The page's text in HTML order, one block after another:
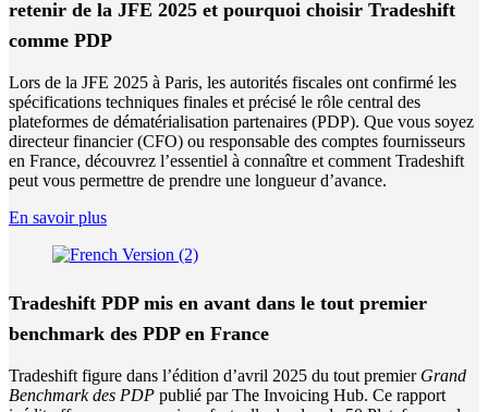
retenir de la JFE 2025 et pourquoi choisir Tradeshift
comme PDP
Lors de la JFE 2025 à Paris, les autorités fiscales ont confirmé les
spécifications techniques finales et précisé le rôle central des
plateformes de dématérialisation partenaires (PDP). Que vous soyez
directeur financier (CFO) ou responsable des comptes fournisseurs
en France, découvrez l’essentiel à connaître et comment Tradeshift
peut vous permettre de prendre une longueur d’avance.
En savoir plus
Tradeshift PDP mis en avant dans le tout premier
benchmark des PDP en France
Tradeshift figure dans l’édition d’avril 2025 du tout premier Grand
Benchmark des PDP publié par The Invoicing Hub. Ce rapport